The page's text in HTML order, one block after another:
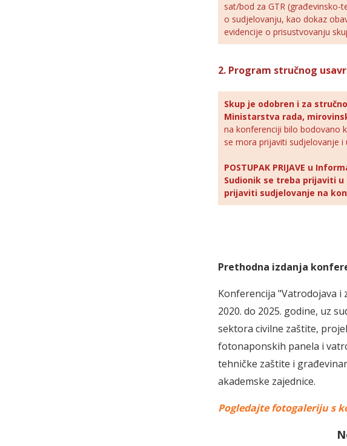
sat/bod za GTR (građevinsko-
o sudjelovanju, kao dokaz
evidencije o prisustvovanju
2. Program stručnog
Skup je odobren i za
Ministarstva rada,
na konferenciji bilo bodovano
se mora prijaviti sudjelovanje
POSTUPAK PRIJAVE u
Sudionik se treba prijaviti u
prijaviti sudjelovanje na
Prethodna izdanja
Konferencija "Vatrodojava i
2020. do 2025. godine, uz
sektora civilne zaštite,
fotonaponskih panela i
tehničke zaštite i
akademske zajednice.
Pogledajte fotogaleriju s